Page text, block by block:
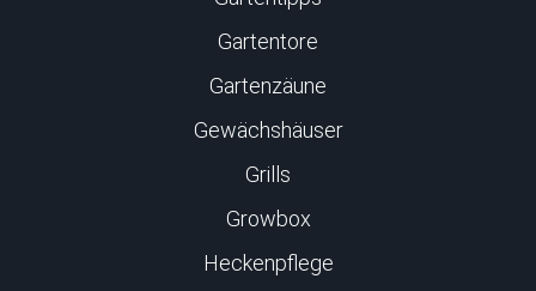
Gartentore
Gartenzäune
Gewächshäuser
Grills
Growbox
Heckenpflege